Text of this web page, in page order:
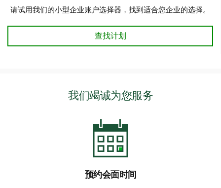
请试用我们的小型企业账户选择器，找到适合您企业的选择。
需要帮助选择一项理财计划？
查找计划
我们竭诚为您服务
预约会面时间